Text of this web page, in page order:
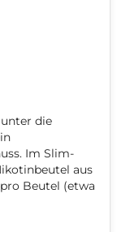
die
Im Slim-
aus
Beutel (etwa